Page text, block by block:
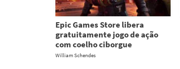
Epic Games Store libera
gratuitamente jogo de ação
com coelho ciborgue
William Schendes